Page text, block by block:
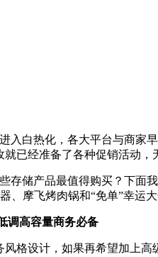
入白热化，各大平台与商家
就已经准备了各种促销活动
存储产品最值得购买？下面
、摩飞烤肉锅和“免单”幸运
调高容量商务必备
格设计，如果再希望加上